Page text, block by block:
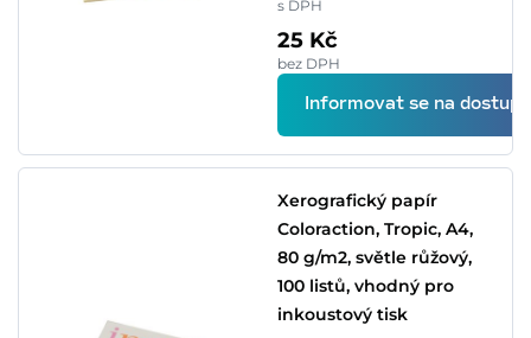
s DPH
25 Kč
bez DPH
Informovat se na
Xerografický papír
Coloraction, Tropic, A4,
80 g/m2, světle růžový,
100 listů, vhodný pro
inkoustový tisk